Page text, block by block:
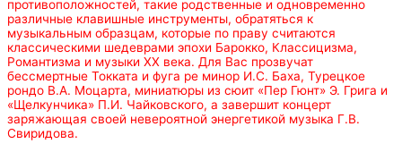
противоположностей, такие родственные и одновременно
различные клавишные инструменты, обратяться к
музыкальным образцам, которые по праву считаются
классическими шедеврами эпохи Барокко, Классицизма,
Романтизма и музыки ХХ века. Для Вас прозвучат
бессмертные Токката и фуга ре минор И.С. Баха, Турецкое
рондо В.А. Моцарта, миниатюры из сюит «Пер Гюнт» Э. Грига и
«Щелкунчика» П.И. Чайковского, а завершит концерт
заряжающая своей невероятной энергетикой музыка Г.В.
Свиридова.